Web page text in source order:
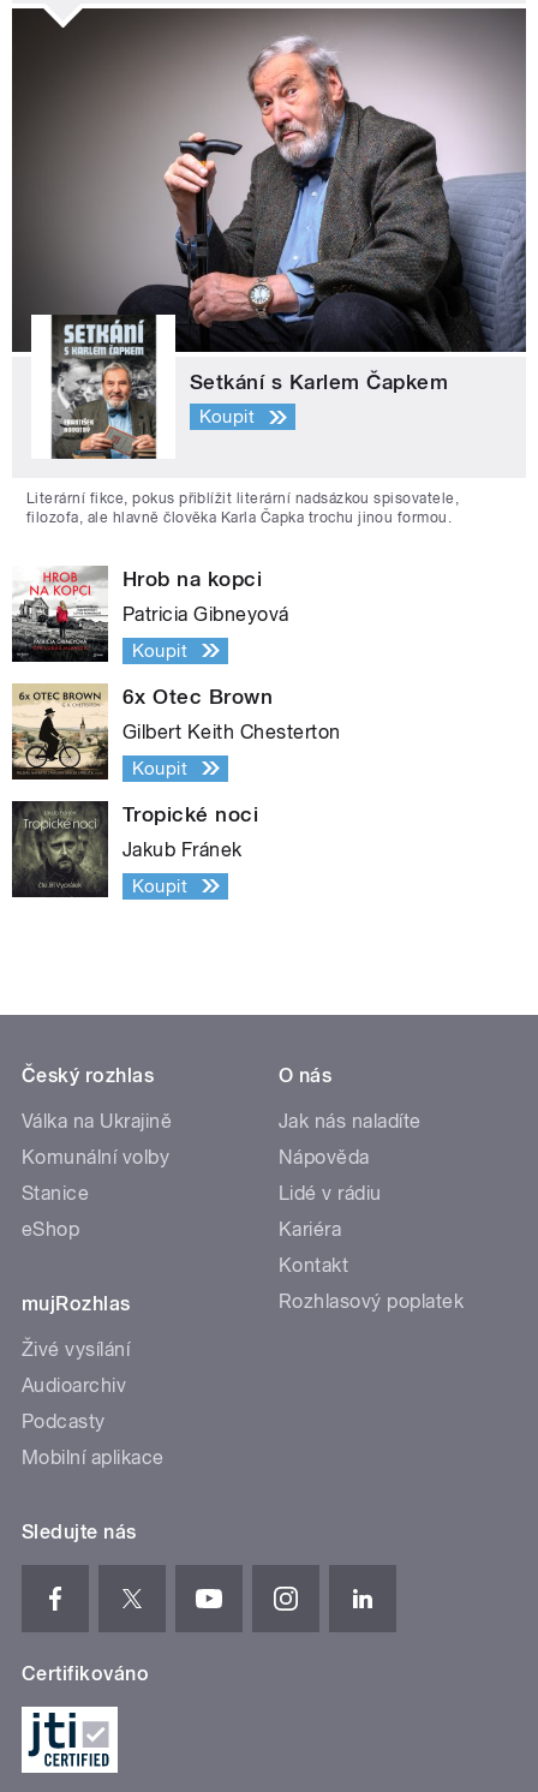
Setkání s Karlem Čapkem
Koupit
Literární fikce, pokus přiblížit literární nadsázkou spisovatele,
filozofa, ale hlavně člověka Karla Čapka trochu jinou formou.
Hrob na kopci
Patricia Gibneyová
Koupit
6x Otec Brown
Gilbert Keith Chesterton
Koupit
Tropické noci
Jakub Fránek
Koupit
Český rozhlas
Válka na Ukrajině
Komunální volby
Stanice
eShop
mujRozhlas
Živé vysílání
Audioarchiv
Podcasty
Mobilní aplikace
O nás
Jak nás naladíte
Nápověda
Lidé v rádiu
Kariéra
Kontakt
Rozhlasový poplatek
Sledujte nás
Certifikováno